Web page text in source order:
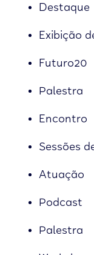
Destaque
Exibição
Futuro20
Palestra
Encontro
Sessões
Atuação
Podcast
Palestra